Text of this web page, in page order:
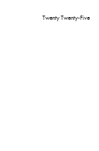
Twenty Twenty-Five